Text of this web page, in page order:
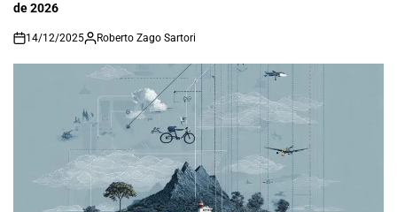
de 2026
on
14/12/2025 Roberto Zago Sartori